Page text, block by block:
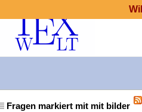
Fragen markiert mit mit bilder